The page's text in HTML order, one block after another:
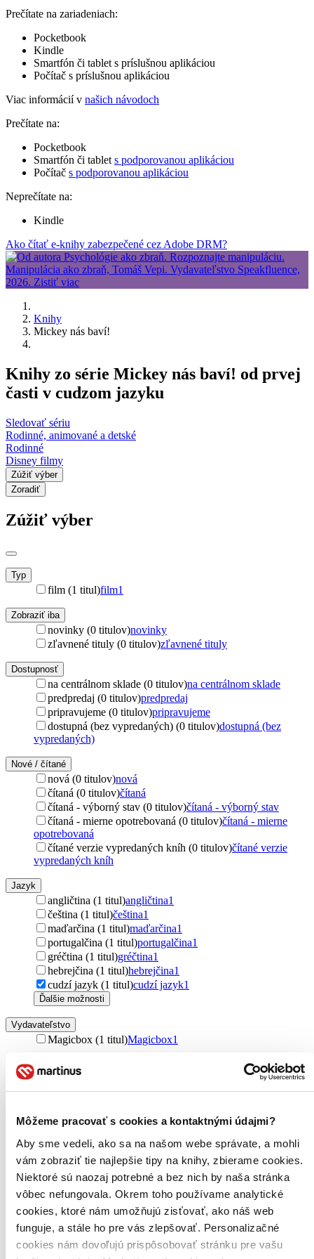
Môžeme pracovať s cookies a kontaktnými údajmi?
Aby sme vedeli, ako sa na našom webe správate, a mohli
vám zobraziť tie najlepšie tipy na knihy, zbierame cookies.
Niektoré sú naozaj potrebné a bez nich by naša stránka
vôbec nefungovala. Okrem toho používame analytické
cookies, ktoré nám umožňujú zisťovať, ako náš web
funguje, a stále ho pre vás zlepšovať. Personalizačné
cookies nám dovoľujú prispôsobovať stránku pre vašu
Prečítate na zariadeniach:
Pocketbook
Kindle
Smartfón či tablet s príslušnou aplikáciou
Počítač s príslušnou aplikáciou
Viac informácií v našich návodoch
Prečítate na:
Pocketbook
Smartfón či tablet s podporovanou aplikáciou
Počítač s podporovanou aplikáciou
Neprečítate na:
Kindle
Ako čítať e-knihy zabezpečené cez Adobe DRM?
Knihy
Mickey nás baví!
Knihy zo série Mickey nás baví! od prvej
časti v cudzom jazyku
Sledovať sériu
Rodinné, animované a detské
Rodinné
Disney filmy
Zúžiť výber
Zoradiť
Zúžiť výber
Typ
film (1 titul)film1
Zobraziť iba
novinky (0 titulov)novinky
zľavnené tituly (0 titulov)zľavnené tituly
Dostupnosť
na centrálnom sklade (0 titulov)na centrálnom sklade
predpredaj (0 titulov)predpredaj
pripravujeme (0 titulov)pripravujeme
dostupná (bez vypredaných) (0 titulov)dostupná (bez
vypredaných)
Nové / čítané
nová (0 titulov)nová
čítaná (0 titulov)čítaná
čítaná - výborný stav (0 titulov)čítaná - výborný stav
čítaná - mierne opotrebovaná (0 titulov)čítaná - mierne
opotrebovaná
čítané verzie vypredaných kníh (0 titulov)čítané verzie
vypredaných kníh
Jazyk
angličtina (1 titul)angličtina1
čeština (1 titul)čeština1
maďarčina (1 titul)maďarčina1
portugalčina (1 titul)portugalčina1
gréčtina (1 titul)gréčtina1
hebrejčina (1 titul)hebrejčina1
cudzí jazyk (1 titul)cudzí jazyk1
Ďalšie možnosti
Vydavateľstvo
Magicbox (1 titul)Magicbox1
Zúžiť výber
Zoradiť
Od poslednej časti
Od prvej časti
Bestsellery
Novinky
Najdrahšie
Najlacnejšie